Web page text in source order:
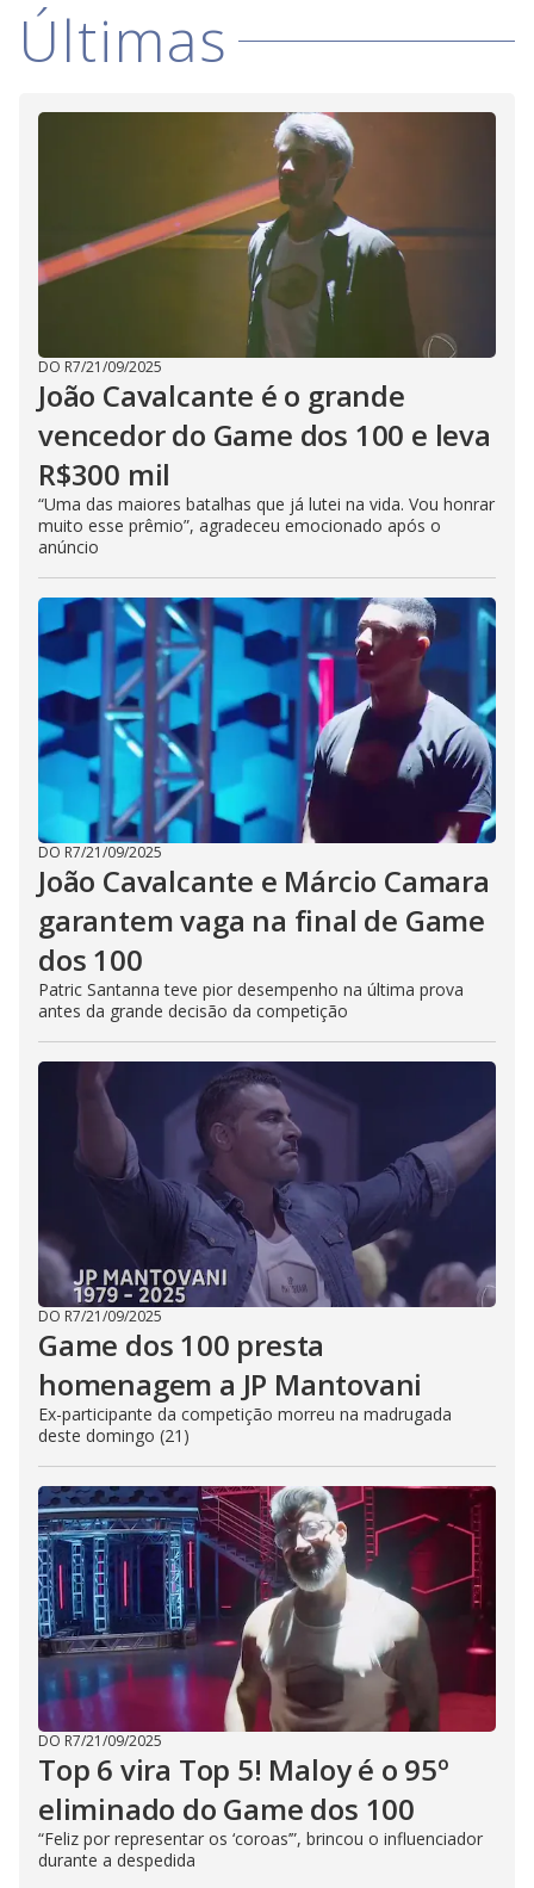
Últimas
DO R7/21/09/2025
João Cavalcante é o grande
vencedor do Game dos 100 e leva
R$300 mil
“Uma das maiores batalhas que já lutei na vida. Vou honrar
muito esse prêmio”, agradeceu emocionado após o
anúncio
DO R7/21/09/2025
João Cavalcante e Márcio Camara
garantem vaga na final de Game
dos 100
Patric Santanna teve pior desempenho na última prova
antes da grande decisão da competição
DO R7/21/09/2025
Game dos 100 presta
homenagem a JP Mantovani
Ex-participante da competição morreu na madrugada
deste domingo (21)
DO R7/21/09/2025
Top 6 vira Top 5! Maloy é o 95º
eliminado do Game dos 100
“Feliz por representar os ‘coroas’”, brincou o influenciador
durante a despedida